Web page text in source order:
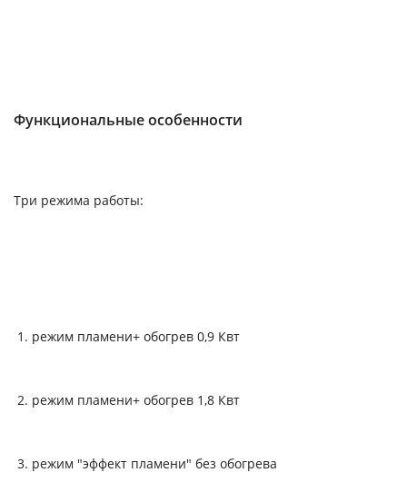
Функциональные особенности
Три режима работы:
режим пламени+ обогрев 0,9 Квт
режим пламени+ обогрев 1,8 Квт
режим "эффект пламени" без обогрева